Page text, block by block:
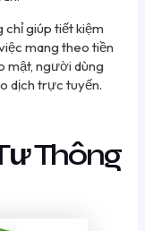
chỉ giúp tiết kiệm
mang theo tiền
mật, người dùng
dịch trực tuyến.
Thông